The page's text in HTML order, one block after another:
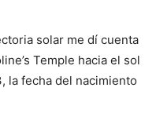
solar me dí cuenta
Temple hacia el sol
la fecha del nacimiento